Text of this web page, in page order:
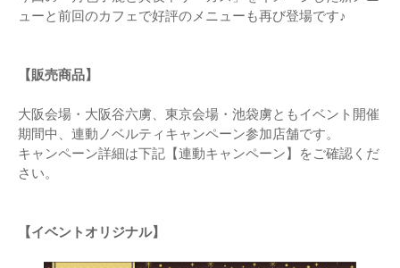
ューと前回のカフェで好評のメニューも再び登場です♪
【販売商品】
大阪会場・大阪谷六虜、東京会場・池袋虜ともイベント開催
期間中、連動ノベルティキャンペーン参加店舗です。
キャンペーン詳細は下記【連動キャンペーン】をご確認くだ
さい。
【イベントオリジナル】